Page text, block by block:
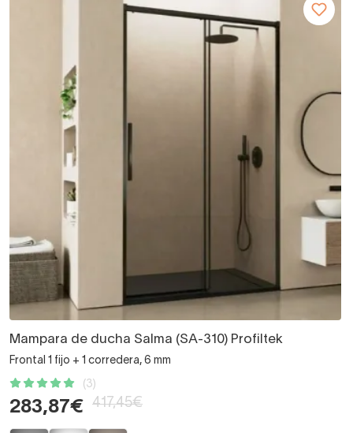
Mampara de ducha Salma (SA-310) Profiltek
Frontal 1 fijo + 1 corredera, 6 mm
(3)
283,87€ 417,45€